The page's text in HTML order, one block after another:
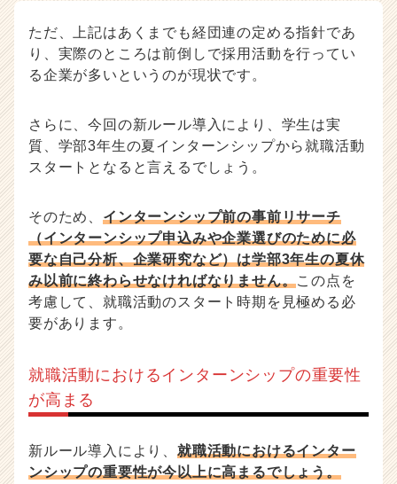
ただ、上記はあくまでも経団連の定める指針であ
り、実際のところは前倒しで採用活動を行ってい
る企業が多いというのが現状です。
さらに、今回の新ルール導入により、学生は実
質、学部3年生の夏インターンシップから就職活動
スタートとなると言えるでしょう。
そのため、 インターンシップ前の事前リサーチ
（インターンシップ申込みや企業選びのために必
要な自己分析、企業研究など）は学部3年生の夏休
み以前に終わらせなければなりません。この点を
考慮して、就職活動のスタート時期を見極める必
要があります。
就職活動におけるインターンシップの重要性
が高まる
新ルール導入により、 就職活動におけるインター
ンシップの重要性が今以上に高まるでしょう。